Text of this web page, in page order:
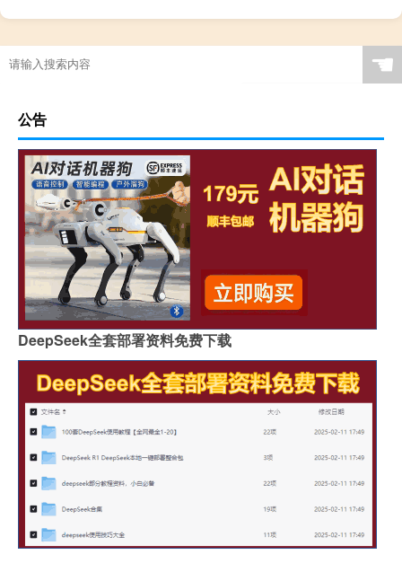
☚
公告
DeepSeek全套部署资料免费下载